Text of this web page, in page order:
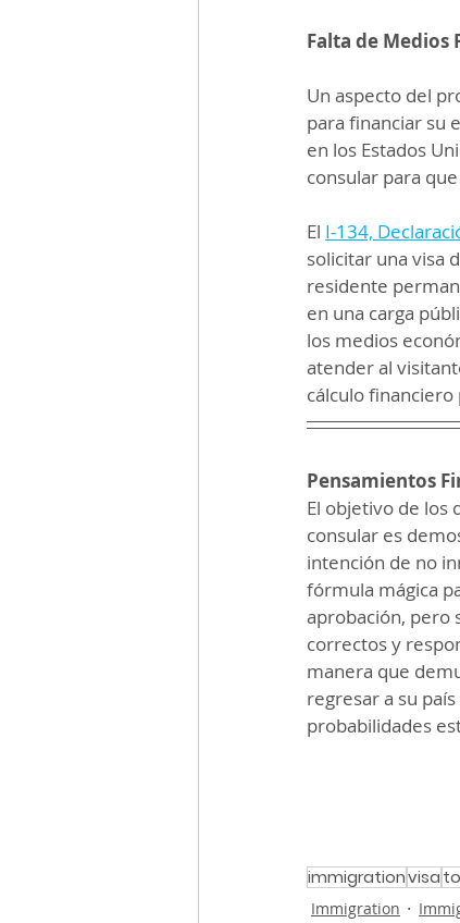
Falta de Medios
Un aspecto del
para financiar su
en los Estados
consular para
El I-134,
solicitar una visa
residente
en una carga
los medios
atender al
cálculo
Pensamientos
El objetivo de los
consular es
intención de no
fórmula mágica
aprobación, pero
correctos y
manera que
regresar a su
probabilidades
immigrationvisa
Immigration